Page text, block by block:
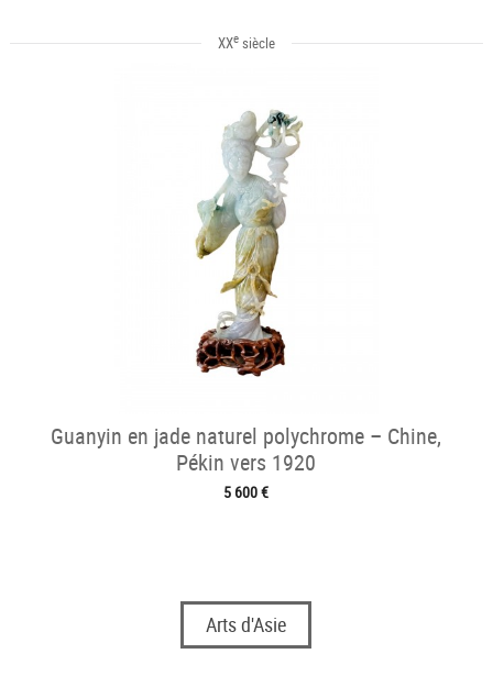
XXesiècle
Guanyin en jade naturel polychrome – Chine,
Pékin vers 1920
5 600 €
Arts d'Asie